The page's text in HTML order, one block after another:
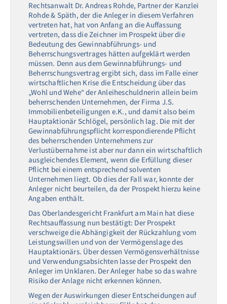
Rechtsanwalt Dr. Andreas Rohde, Partner der Kanzlei
Rohde & Späth, der die Anleger in diesem Verfahren
vertreten hat, hat von Anfang an die Auffassung
vertreten, dass die Zeichner im Prospekt über die
Bedeutung des Gewinnabführungs- und
Beherrschungsvertrages hätten aufgeklärt werden
müssen. Denn aus dem Gewinnabführungs- und
Beherrschungsvertrag ergibt sich, dass im Falle einer
wirtschaftlichen Krise die Entscheidung über das
„Wohl und Wehe“ der Anleiheschuldnerin allein beim
beherrschenden Unternehmen, der Firma J.S.
Immobilienbeteiligungen e.K., und damit also beim
Hauptaktionär Schlögel, persönlich lag. Die mit der
Gewinnabführungspflicht korrespondierende Pflicht
des beherrschenden Unternehmens zur
Verlustübernahme ist aber nur dann ein wirtschaftlich
ausgleichendes Element, wenn die Erfüllung dieser
Pflicht bei einem entsprechend solventen
Unternehmen liegt. Ob dies der Fall war, konnte der
Anleger nicht beurteilen, da der Prospekt hierzu keine
Angaben enthält.
Das Oberlandesgericht Frankfurt am Main hat diese
Rechtsauffassung nun bestätigt: Der Prospekt
verschweige die Abhängigkeit der Rückzahlung vom
Leistungswillen und von der Vermögenslage des
Hauptaktionärs. Über dessen Vermögensverhältnisse
und Verwendungsabsichten lasse der Prospekt den
Anleger im Unklaren. Der Anleger habe so das wahre
Risiko der Anlage nicht erkennen können.
Wegen der Auswirkungen dieser Entscheidungen auf